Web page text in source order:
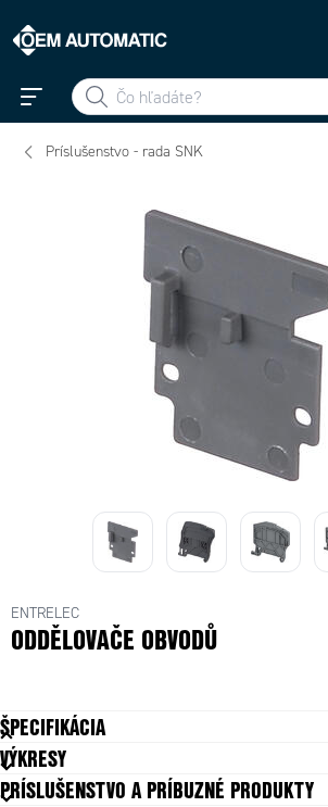
Príslušenstvo - rada SNK
ENTRELEC
ODDĚLOVAČE OBVODŮ
1SNK900103R
0000 - CS-R1
1SNK900106R0
000 - CS-R2
Circuit
ŠPECIFIKÁCIA
VÝKRESY
PRÍSLUŠENSTVO A PRÍBUZNÉ PRODUKTY